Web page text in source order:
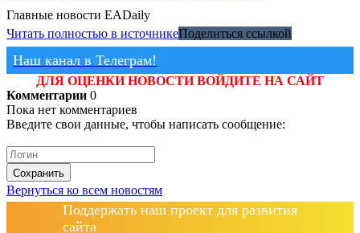
Главные новости EADaily
Читать полностью в источникеПоделиться ссылкой
Наш канал в Телеграм!
ДЛЯ ОЦЕНКИ НОВОСТИ ВОЙДИТЕ НА САЙТ
Комментарии 0
Пока нет комментариев
Введите свои данные, чтобы написать сообщение:
Сохранить
Вернуться ко всем новостям
Поддержать наш проект для развития
сайта